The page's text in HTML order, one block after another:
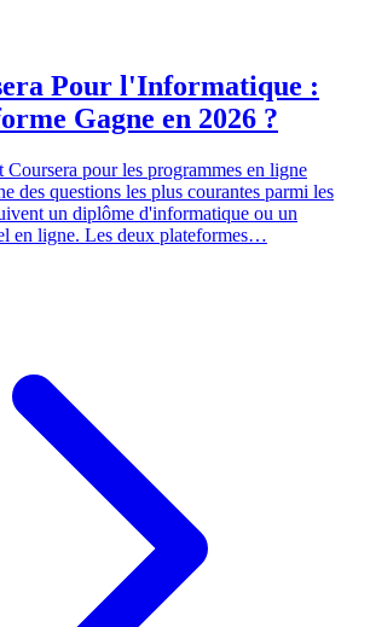
Pour l'Informatique :
Gagne en 2026 ?
pour les programmes en ligne
des questions les plus courantes parmi les
un diplôme d'informatique ou un
en ligne. Les deux plateformes…